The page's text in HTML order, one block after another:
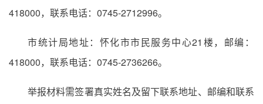
418000，联系电话：0745-2712996。
市统计局地址：怀化市市民服务中心21楼，邮编：
418000，联系电话：0745-2736266。
举报材料需签署真实姓名及留下联系地址、邮编和联系